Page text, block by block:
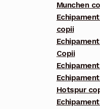
Munchen
copii
Copii
Hotspur